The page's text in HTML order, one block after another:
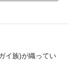
イ族)が織ってい